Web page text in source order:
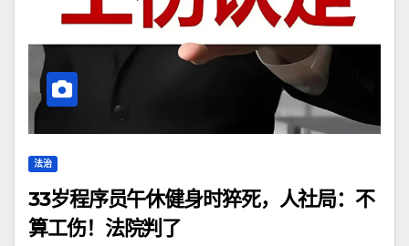
法治
33岁程序员午休健身时猝死，人社局：不
算工伤！法院判了